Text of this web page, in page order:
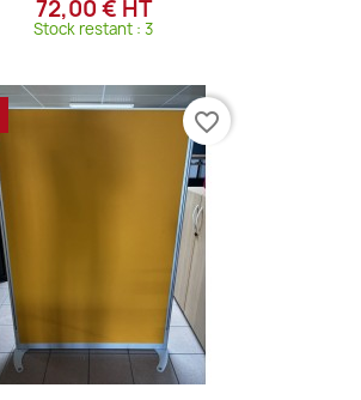
72,00 € HT
Stock restant : 3
favorite_border